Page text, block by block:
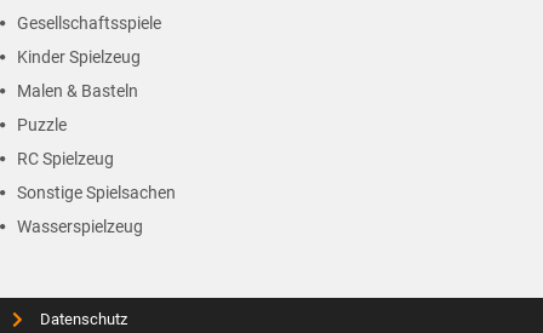
Gesellschaftsspiele
Kinder Spielzeug
Malen & Basteln
Puzzle
RC Spielzeug
Sonstige Spielsachen
Wasserspielzeug
Datenschutz